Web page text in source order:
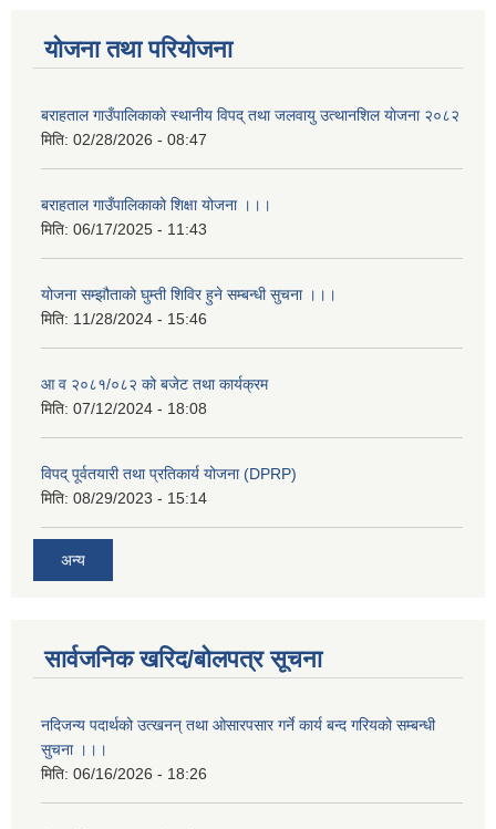
योजना तथा परियोजना
बराहताल गाउँपालिकाकाे स्थानीय विपद् तथा जलवायु उत्थानशिल याेजना २०८२
मिति: 02/28/2026 - 08:47
बराहताल गाउँपालिकाको शिक्षा योजना ।।।
मिति: 06/17/2025 - 11:43
योजना सम्झौताको घुम्ती शिविर हुने सम्बन्धी सुचना ।।।
मिति: 11/28/2024 - 15:46
आ व २०८१/०८२ को बजेट तथा कार्यक्रम
मिति: 07/12/2024 - 18:08
विपद् पूर्वतयारी तथा प्रतिकार्य योजना (DPRP)
मिति: 08/29/2023 - 15:14
अन्य
सार्वजनिक खरिद/बोलपत्र सूचना
नदिजन्य पदार्थको उत्खनन् तथा ओसारपसार गर्ने कार्य बन्द गरियको सम्बन्धी
सुचना ।।।
मिति: 06/16/2026 - 18:26